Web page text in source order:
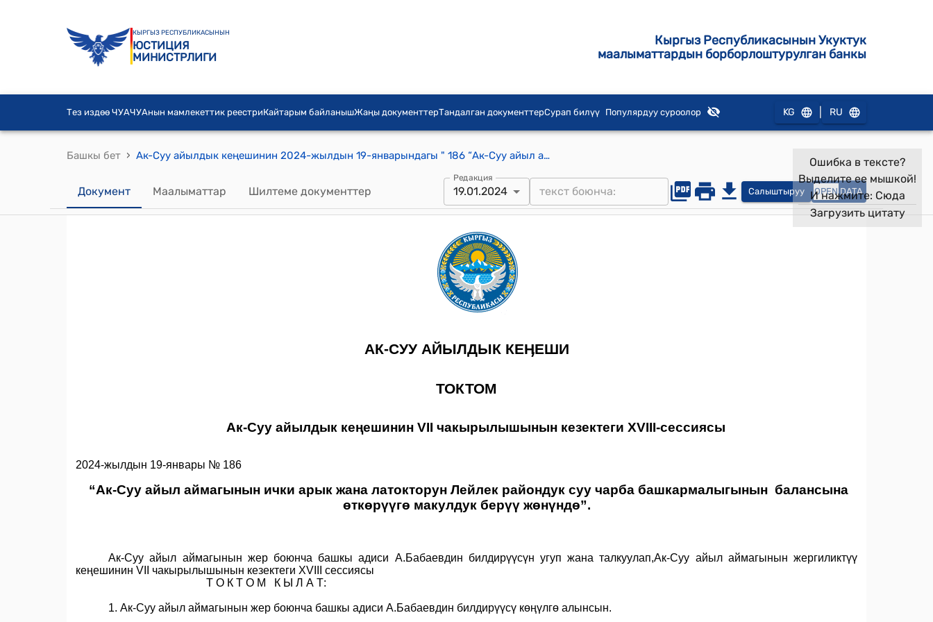
КЫРГЫЗ РЕСПУБЛИКАСЫНЫН
ЮСТИЦИЯ
МИНИСТРЛИГИ
Кыргыз Республикасынын Укуктук
маалыматтардын борборлоштурулган банкы
Тез издөө ЧУАЧУАнын мамлекеттик реестриКайтарым байланышЖаңы документтерТандалган документтерСурап билүү Популярдуу суроолор KG RU
Башкы бет › Ак-Суу айылдык кеңешинин 2024-жылдын 19-январындагы " 186 “Ак-Суу айыл аймагынын ички арык жана латокторун Лейлек райондук суу чарба башкармалыгынын балансына өткөрүүгө макулдук берүү жөнүндө” токтому
Документ Маалыматтар Шилтеме документтер
Редакция
19.01.2024 Салыштыруу OPEN DATA
Ошибка в тексте?
Выделите ее мышкой!
И нажмите: Сюда
Загрузить цитату